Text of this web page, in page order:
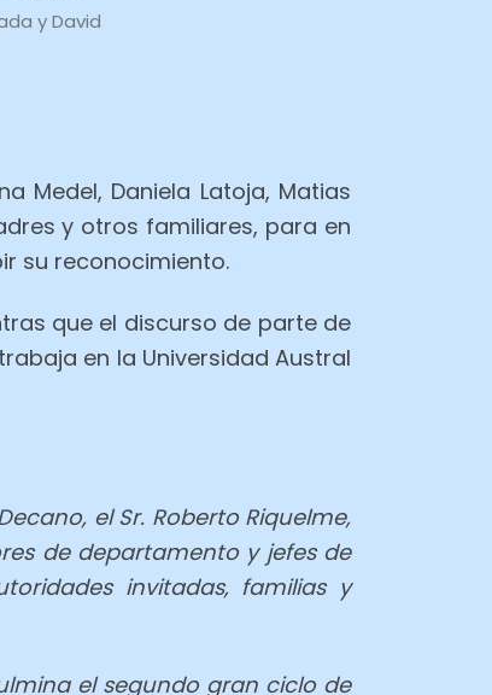
y David
Medel, Daniela Latoja, Matias
y otros familiares, para en
su reconocimiento.
que el discurso de parte de
en la Universidad Austral
el Sr. Roberto Riquelme,
de departamento y jefes de
invitadas, familias y
el segundo gran ciclo de